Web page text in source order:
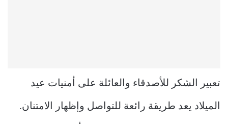
تعبير الشكر للأصدقاء والعائلة على أمنيات عيد
الميلاد يعد طريقة رائعة للتواصل وإظهار الامتنان.